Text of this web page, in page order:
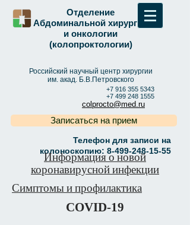
Отделение
Абдоминальной хирургии
и онкологии
(колопроктологии)
Российский научный центр хирургии
им. акад. Б.В.Петровского
+7 916 355 5343
+7 499 248 1555
colprocto@med.ru
Записаться на прием
Телефон для записи на
колоноскопию: 8-499-248-15-55
Информация о новой
коронавирусной инфекции
Симптомы и профилактика
COVID-19